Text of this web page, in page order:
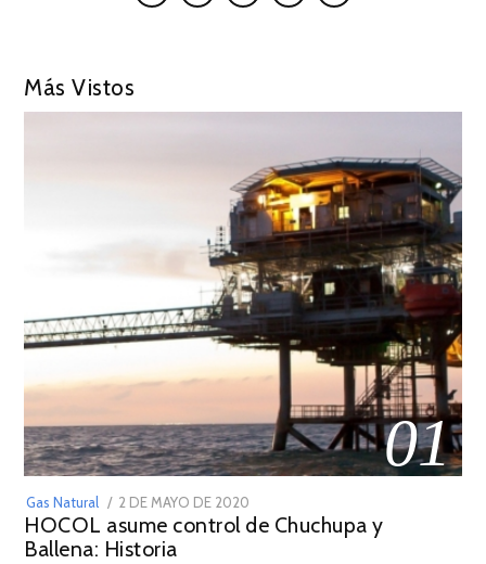
Más Vistos
01
Gas Natural
POSTED
ON
2 DE MAYO DE 2020
DE
HOCOL asume control de Chuchupa y
Ballena: Historia